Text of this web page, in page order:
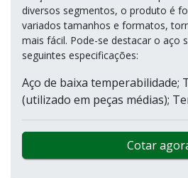
diversos segmentos, o produto é
variados tamanhos e formatos,
mais fácil. Pode-se destacar o aço
seguintes especificações:
Aço de baixa temperabilidade;
(utilizado em peças médias);
Cotar